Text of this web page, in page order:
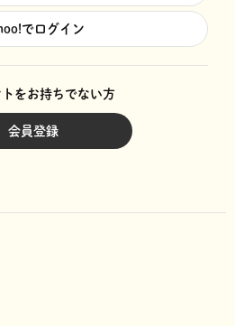
でログイン
をお持ちでない方
会員登録